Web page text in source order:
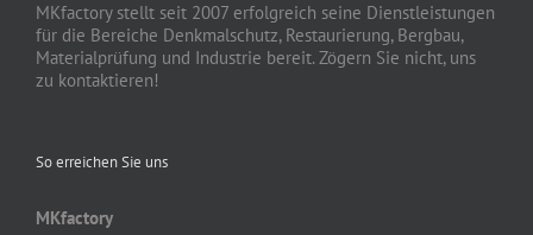
MKfactory stellt seit 2007 erfolgreich seine Dienstleistungen
für die Bereiche Denkmalschutz, Restaurierung, Bergbau,
Materialprüfung und Industrie bereit. Zögern Sie nicht, uns
zu kontaktieren!
So erreichen Sie uns
MKfactory